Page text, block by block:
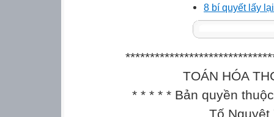
8 bí quyết lấy
TOÁN HÓA
* * * * * Bản quyền
Tố Nguyệt